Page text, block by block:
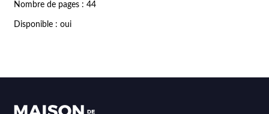
Nombre de pages : 44
Disponible : oui